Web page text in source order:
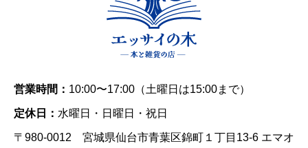
営業時間： 10:00〜17:00（土曜日は15:00まで）
定休日： 水曜日・日曜日・祝日
〒980-0012 宮城県仙台市青葉区錦町１丁目13-6 エマオ